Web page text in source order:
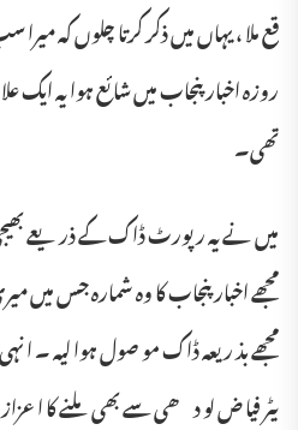
قع ملا ، یہاں میں ذکر کرتا چلوں کہ
روزہ اخبار پنجاب میں شا ئع ہوا یہ ایک
تھی۔
میں نے یہ رپورٹ ڈاک کے ذر یعے
مجھے اخبار پنجاب کا وہ شمارہ جس میں
مجھے بذ ر یعہ ڈاک مو صول ہوا لیہ ۔ ا
یٹر فیا ض لو دھی سے بھی ملنے کا